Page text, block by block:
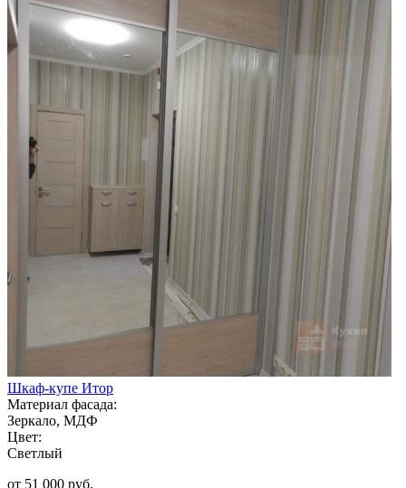
Шкаф-купе Итор
Материал фасада:
Зеркало, МДФ
Цвет:
Светлый
от 51 000 руб.